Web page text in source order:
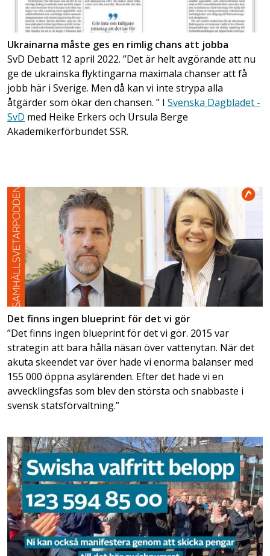
Ukrainarna måste ges en rimlig chans att jobba
SvD Debatt 12 april 2022. ”Det är helt avgörande att nu
ge de ukrainska flyktingarna maximala chanser att få
jobb här i Sverige. Men då kan vi inte strypa alla
åtgärder som ökar den chansen. ” I Svenska Dagbladet -
SvD med Heike Erkers och Ursula Berge
Akademikerförbundet SSR.
Det finns ingen blueprint för det vi gör
”Det finns ingen blueprint för det vi gör. 2015 var
strategin att bara hålla näsan över vattenytan. När det
akuta skeendet var över hade vi enorma balanser med
155 000 öppna asylärenden. Efter det hade vi en
avvecklingsfas som blev den största och snabbaste i
svensk statsförvaltning.”